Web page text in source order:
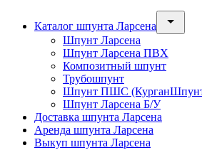
Каталог шпунта Ларсена
Шпунт Ларсена
Шпунт Ларсена ПВХ
Композитный шпунт
Трубошпунт
Шпунт ПШС
Шпунт Ларсена Б/У
Доставка шпунта Ларсена
Аренда шпунта Ларсена
Выкуп шпунта Ларсена